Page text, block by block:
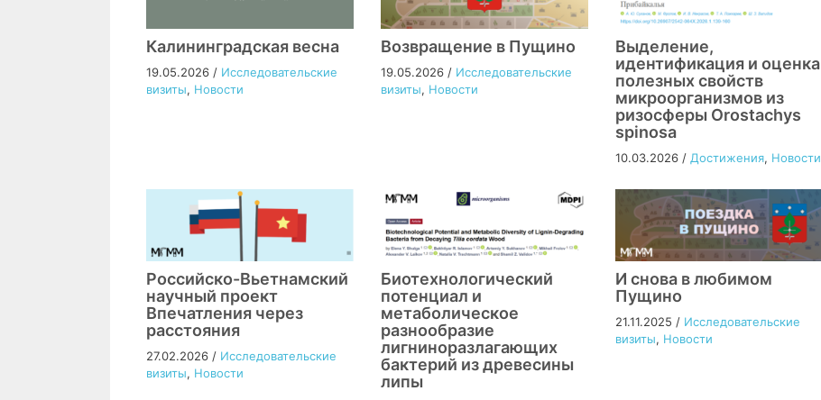
Калининградская весна
19.05.2026 / Исследовательские
визиты, Новости
Возвращение в Пущино
19.05.2026 / Исследовательские
визиты, Новости
Выделение,
идентификация и оценка
полезных свойств
микроорганизмов из
ризосферы Orostachys
spinosa
10.03.2026 / Достижения, Новости
Российско-Вьетнамский
научный проект
Впечатления через
расстояния
27.02.2026 / Исследовательские
визиты, Новости
Биотехнологический
потенциал и
метаболическое
разнообразие
лигниноразлагающих
бактерий из древесины
липы
И снова в любимом
Пущино
21.11.2025 / Исследовательские
визиты, Новости